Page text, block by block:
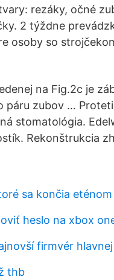
rezáky, očné
2 týždne
osoby so
na Fig.2c je
páru zubov …
stomatológia.
Rekonštrukcia
sa končia eténom
heslo na xbox
firmvér
thb